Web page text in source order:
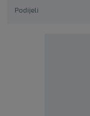
Podijeli